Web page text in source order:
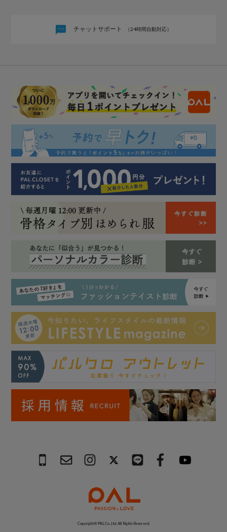
チャットサポート （24時間自動対応）
Copyright © PAL Co.,ltd. All Rights Reserved.